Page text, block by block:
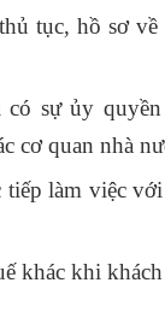
tục, hồ sơ về
sự ủy
cơ quan nhà
làm việc
khác khi